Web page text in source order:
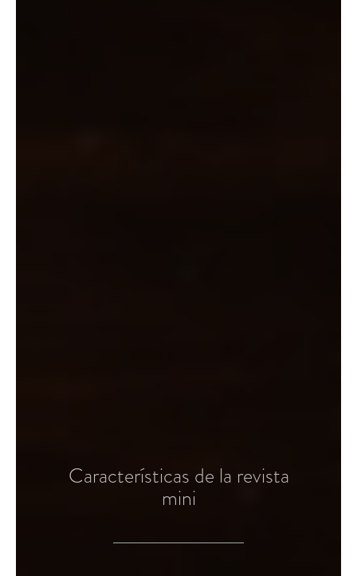
Características de la revista
mini